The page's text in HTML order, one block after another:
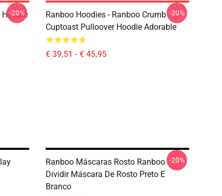
Hoodie
-20%
Ranboo Hoodies - Ranboo Crumb
Cuptoast Pulloover Hoodie Adorable
€ 39,51 - € 45,95
-20%
Ranboo Máscaras Rosto Ranboo
Dividir Máscara De Rosto Preto E
Branco
-20%